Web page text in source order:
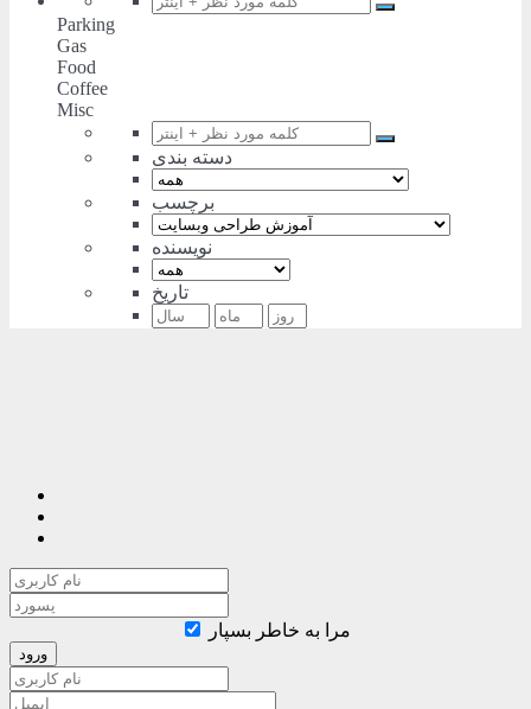
Parking
Gas
Food
Coffee
Misc
دسته بندی
برچسب
نویسنده
تاریخ
مرا به خاطر بسپار